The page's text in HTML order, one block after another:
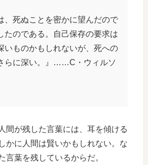
、死ぬことを密かに望んだので
たのである。自己保存の要求は
いものかもしれないが、死への
らに深い。』……C・ウィルソ
間が残した言葉には、耳を傾ける
かに人間は賢いかもしれない。な
言葉を残しているからだ。